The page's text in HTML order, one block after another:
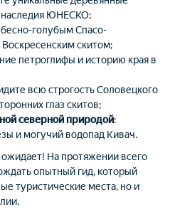
наследия ЮНЕСКО;
голубым Спасо-
скитом;
петроглифы и историю края в
всю строгость Соловецкого
глаз скитов;
северной природой:
и могучий водопад Кивач.
ожидает! На протяжении всего
опытный гид, который
туристические места, но и